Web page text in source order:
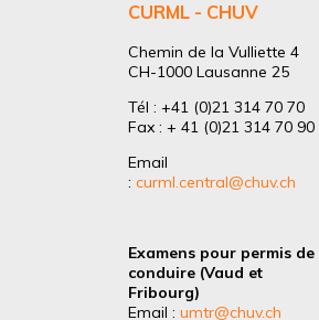
CURML - CHUV
Chemin de la Vulliette 4
CH-1000 Lausanne 25
Tél : +41 (0)21 314 70 70
Fax : + 41 (0)21 314 70 90
Email
: curml.central@chuv.ch
Examens pour permis de
conduire (Vaud et
Fribourg)
Email : umtr@chuv.ch